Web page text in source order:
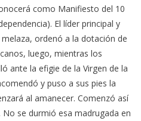
como Manifiesto del 10
El líder principal y
ordenó a la dotación de
luego, mientras los
ante la efigie de la Virgen de la
y puso a sus pies la
al amanecer. Comenzó así
se durmió esa madrugada en